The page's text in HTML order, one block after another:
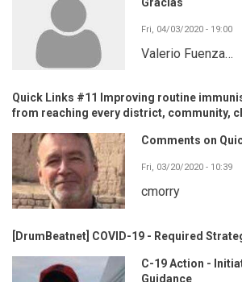
Gracias
Fri, 04/03/2020 - 19:00
Valerio Fuenza…
Quick Links #11 Improving routine
from reaching every district, community,
Comments on
Fri, 03/20/2020 - 10:39
cmorry
[DrumBeatnet] COVID-19 - Required
C-19 Action -
Guidance